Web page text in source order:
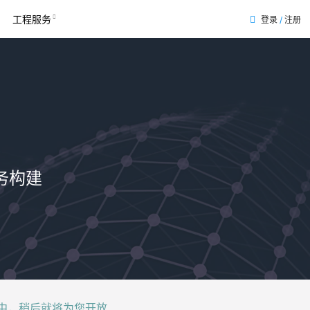
工程服务 登录 / 注册
构建